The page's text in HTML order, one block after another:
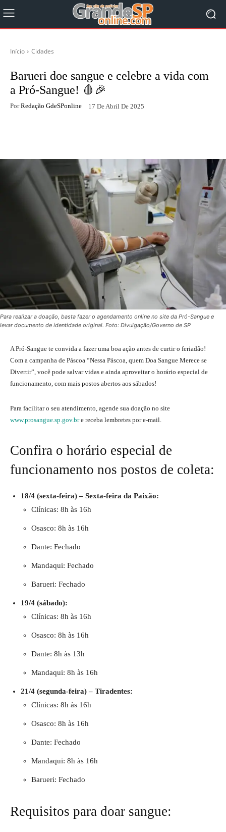
Início Cidades
Barueri doe sangue e celebre a vida com
a Pró-Sangue! 🩸🎉
Por Redação GdeSPonline 17 De Abril De 2025
Para realizar a doação, basta fazer o agendamento online no site da Pró-Sangue e
levar documento de identidade original. Foto: Divulgação/Governo de SP
A Pró-Sangue te convida a fazer uma boa ação antes de curtir o feriadão!
Com a campanha de Páscoa “Nessa Páscoa, quem Doa Sangue Merece se
Divertir”, você pode salvar vidas e ainda aproveitar o horário especial de
funcionamento, com mais postos abertos aos sábados!
Para facilitar o seu atendimento, agende sua doação no site
www.prosangue.sp.gov.bre receba lembretes por e-mail.
Confira o horário especial de
funcionamento nos postos de coleta:
18/4 (sexta-feira) – Sexta-feira da Paixão:
Clínicas: 8h às 16h
Osasco: 8h às 16h
Dante: Fechado
Mandaqui: Fechado
Barueri: Fechado
19/4 (sábado):
Clínicas: 8h às 16h
Osasco: 8h às 16h
Dante: 8h às 13h
Mandaqui: 8h às 16h
21/4 (segunda-feira) – Tiradentes:
Clínicas: 8h às 16h
Osasco: 8h às 16h
Dante: Fechado
Mandaqui: 8h às 16h
Barueri: Fechado
Requisitos para doar sangue: